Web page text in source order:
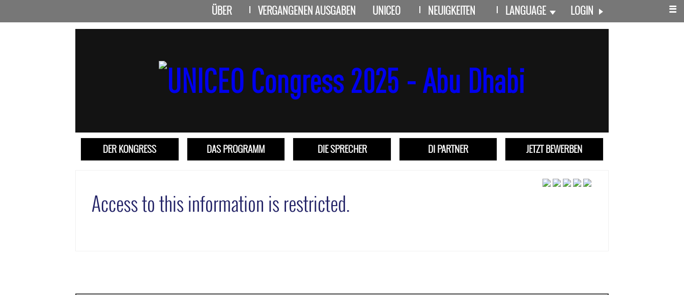
ÜBER VERGANGENEN AUSGABEN UNICEO NEUIGKEITEN LANGUAGE LOGIN
DER KONGRESS DAS PROGRAMM DIE SPRECHER DI PARTNER JETZT BEWERBEN
Access to this information is restricted.